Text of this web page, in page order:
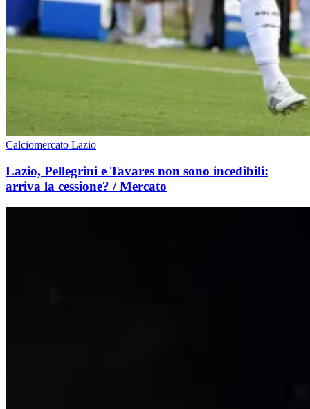
Calciomercato Lazio
Lazio, Pellegrini e Tavares non sono incedibili:
arriva la cessione? / Mercato